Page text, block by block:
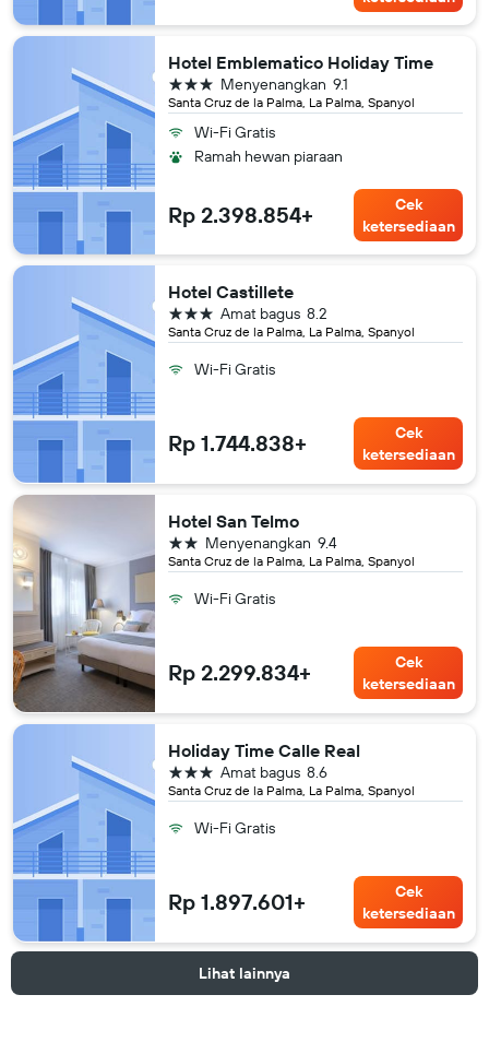
Hotel Emblematico Holiday Time
Santa Cruz de la Palma, La Palma, Spanyol
9.1
Menyenangkan
bintang 3
Wi-Fi Gratis
Ramah hewan piaraan
Rp 2.398.854+
Cek
ketersediaan
Hotel Castillete
Santa Cruz de la Palma, La Palma, Spanyol
8.2
Amat bagus
bintang 3
Wi-Fi Gratis
Rp 1.744.838+
Cek
ketersediaan
Hotel San Telmo
Santa Cruz de la Palma, La Palma, Spanyol
9.4
Menyenangkan
bintang 2
Wi-Fi Gratis
Rp 2.299.834+
Cek
ketersediaan
Holiday Time Calle Real
Santa Cruz de la Palma, La Palma, Spanyol
8.6
Amat bagus
bintang 3
Wi-Fi Gratis
Rp 1.897.601+
Cek
ketersediaan
Lihat lainnya